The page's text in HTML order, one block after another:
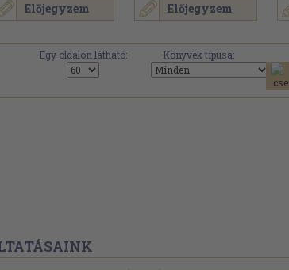
Előjegyzem Előjegyzem
Egy oldalon látható: Könyvek típusa: